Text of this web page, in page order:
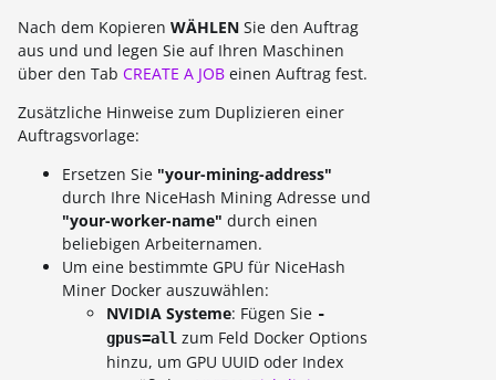
Nach dem Kopieren WÄHLEN Sie den Auftrag
aus und und legen Sie auf Ihren Maschinen
über den Tab CREATE A JOB einen Auftrag fest.
Zusätzliche Hinweise zum Duplizieren einer
Auftragsvorlage:
Ersetzen Sie "your-mining-address"
durch Ihre NiceHash Mining Adresse und
"your-worker-name" durch einen
beliebigen Arbeiternamen.
Um eine bestimmte GPU für NiceHash
Miner Docker auszuwählen:
NVIDIA Systeme: Fügen Sie -
gpus=all zum Feld Docker Options
hinzu, um GPU UUID oder Index